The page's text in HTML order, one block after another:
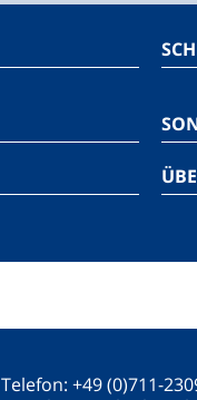
Telefon: +49 (0)711-